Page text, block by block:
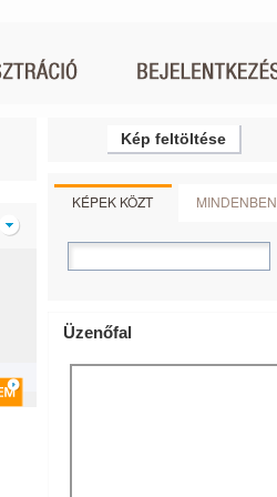
Kép feltöltése
KÉPEK KÖZT MINDENBEN
Üzenőfal